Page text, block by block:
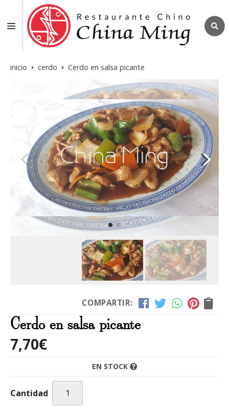
inicio cerdo Cerdo en salsa picante
COMPARTIR:
Cerdo en salsa picante
7,70€
EN STOCK
Cantidad